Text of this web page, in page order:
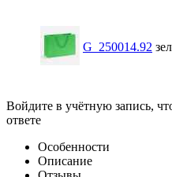
G_250014.92
Войдите в учётную запись,
ответе
Особенности
Описание